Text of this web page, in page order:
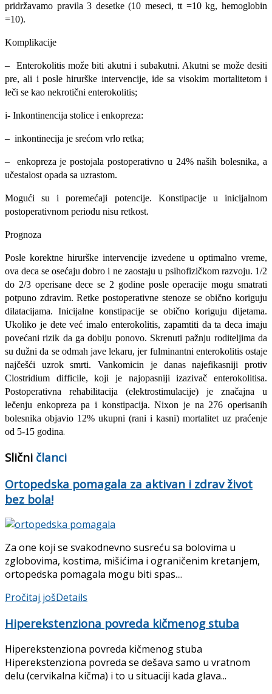
pridržavamo pravila 3 desetke (10 meseci, tt =10 kg, hemoglobin
=10).
Komplikacije
– Enterokolitis može biti akutni i subakutni. Akutni se može desiti
pre, ali i posle hirurške intervencije, ide sa visokim mortalitetom i
leči se kao nekrotični enterokolitis;
i- Inkontinencija stolice i enkopreza:
– inkontinecija je srećom vrlo retka;
– enkopreza je postojala postoperativno u 24% naših bolesnika, a
učestalost opada sa uzrastom.
Mogući su i poremećaji potencije. Konstipacije u inicijalnom
postoperativnom periodu nisu retkost.
Prognoza
Posle korektne hirurške intervencije izvedene u optimalno vreme,
ova deca se osećaju dobro i ne zaostaju u psihofizičkom razvoju. 1/2
do 2/3 operisane dece se 2 godine posle operacije mogu smatrati
potpuno zdravim. Retke postoperativne stenoze se obično koriguju
dilatacijama. Inicijalne konstipacije se obično koriguju dijetama.
Ukoliko je dete već imalo enterokolitis, zapamtiti da ta deca imaju
pove­ćani rizik da ga dobiju ponovo. Skrenuti pažnju roditeljima da
su dužni da se odmah jave lekaru, jer fulminantni enterokolitis ostaje
najčešći uzrok smrti. Vankomicin je danas najefikasniji protiv
Clostridium difficile, koji je najopasniji izazivač enterokolitisa.
Postoperativna rehabilitacija (elektrostimulacije) je značajna u
lečenju enkopreza pa i konstipacija. Nixon je na 276 operisanih
bolesnika objavio 12% ukupni (rani i kasni) mortalitet uz praćenje
od 5-15 godina.
Slični članci
Ortopedska pomagala za aktivan i zdrav život
bez bola!
Za one koji se svakodnevno susreću sa bolovima u
zglobovima, kostima, mišićima i ograničenim kretanjem,
ortopedska pomagala mogu biti spas....
Pročitaj jošDetails
Hiperekstenziona povreda kičmenog stuba
Hiperekstenziona povreda kičmenog stuba
Hiperekstenziona povreda se dešava samo u vratnom
delu (cervikalna kičma) i to u situaciji kada glava...